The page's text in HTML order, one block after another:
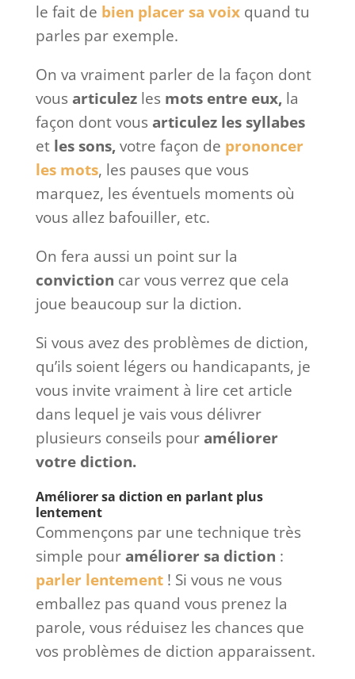
le fait de bien placer sa voixquand tu
parles par exemple.
On va vraiment parler de la façon dont
vous articulezles mots entre eux,la
façon dont vous articulez les syllabes
et les sons,votre façon de prononcer
les mots, les pauses que vous
marquez, les éventuels moments où
vous allez bafouiller, etc.
On fera aussi un point sur la
conviction car vous verrez que cela
joue beaucoup sur la diction.
Si vous avez des problèmes de diction,
qu’ils soient légers ou handicapants, je
vous invite vraiment à lire cet article
dans lequel je vais vous délivrer
plusieurs conseils pour améliorer
votre diction.
Améliorer sa diction en parlant plus
lentement
Commençons par une technique très
simple pour améliorer sa diction :
parler lentement! Si vous ne vous
emballez pas quand vous prenez la
parole, vous réduisez les chances que
vos problèmes de diction apparaissent.